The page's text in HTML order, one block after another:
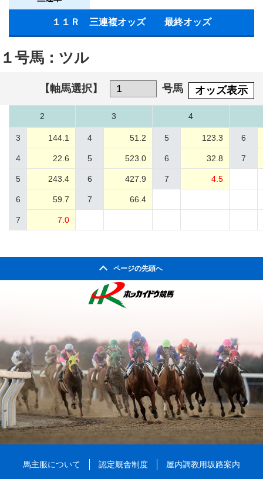
１１Ｒ 三連複オッズ 最終オッズ
１号馬：ツル
【軸馬選択】 号馬 オッズ表示
2 3 4
3 144.1 4 51.2 5 123.3 6
4 22.6 5 523.0 6 32.8 7
5 243.4 6 427.9 7 4.5
6 59.7 7 66.4
7 7.0
ページの先頭へ
馬主服について 認定厩舎制度 屋内調教用坂路案内